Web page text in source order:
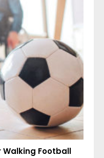
Walking Football